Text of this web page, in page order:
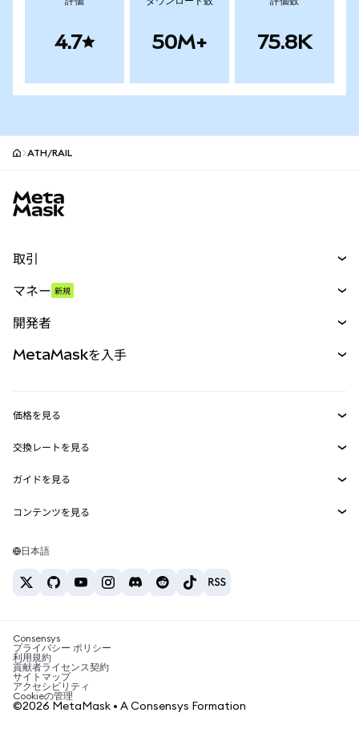
4.7 50M+ 75.8K
ATH/RAIL
取引
パーペチュアル
RWA
マネー 新規
開発者
MetaMask Connect
Snaps
Web3サービス
MetaMaskを入手
セキュリティ
サポート
キャリア
お問い合わせ
価格を見る
イーサリアムの価格
Solanaの価格
Tetherの価格
交換レートを見る
ETH→USD
USDT→INR
BTC→INR
ETH→USDT
ガイドを見る
ETHの購入
USDTの購入
SHIBの購入
BNBの購入
コンテンツを見る
Solanaウォレット
税制関連ニュース
暗号資産の購入方法は？
ビットコインを売るには？
日本語
Consensys
プライバシー ポリシー
利用規約
貢献者ライセンス契約
サイトマップ
アクセシビリティ
Cookieの管理
©2026 MetaMask • A Consensys Formation